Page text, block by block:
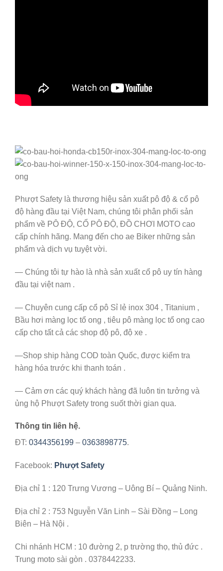
Phượt Safety là thương hiệu sản xuất pô độ & cổ pô
độ hàng đầu tại Việt Nam, chúng tôi phân phối sản
phẩm về PÔ ĐỘ, CỔ PÔ ĐỘ, ĐỒ CHƠI MOTO cao
cấp chính hãng. Mang đến cho ae Biker những sản
phẩm và dịch vụ tuyệt vời.
— Chúng tôi tự hào là nhà sản xuất cổ pô uy tín hàng
đầu tại việt nam .
— Chuyên cung cấp cổ pô Sỉ lẻ inox 304 , Titanium ,
Bầu hơi màng lọc tổ ong , tiêu pô màng lọc tổ ong cao
cấp cho tất cả các shop độ pô, độ xe .
—Shop ship hàng COD toàn Quốc, được kiểm tra
hàng hóa trước khi thanh toán .
— Cảm ơn các quý khách hàng đã luôn tin tưởng và
ủng hộ Phượt Safety trong suốt thời gian qua.
Thông tin liên hệ.
ĐT: 0344356199 – 0363898775.
Facebook: Phượt Safety
Địa chỉ 1 : 120 Trưng Vương – Uông Bí – Quảng Ninh.
Địa chỉ 2 : 753 Nguyễn Văn Linh – Sài Đồng – Long
Biên – Hà Nội .
Chi nhánh HCM : 10 đường 2, p trường thọ, thủ đức .
Trung moto sài gòn . 0378442233.